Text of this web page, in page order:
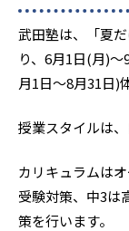
武田塾は、「夏
り、6月1日(月)
月1日〜8月31日)
授業スタイルは
カリキュラムは
受験対策、中3は
策を行います。